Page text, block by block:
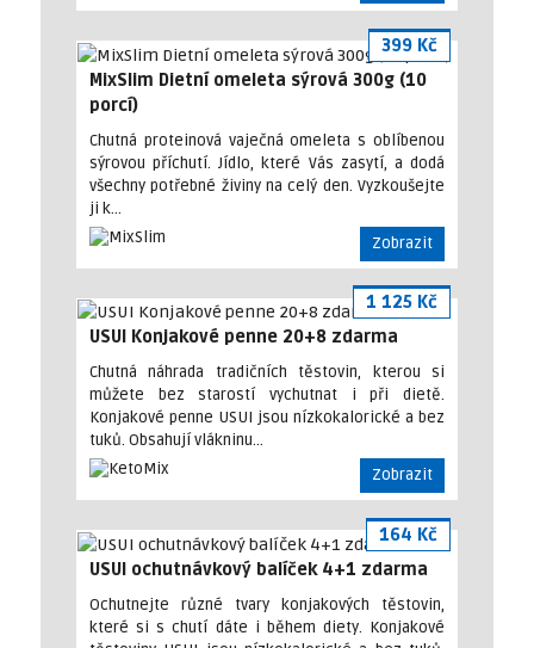
399 Kč
MixSlim Dietní omeleta sýrová 300g (10
porcí)
Chutná proteinová vaječná omeleta s oblíbenou
sýrovou příchutí. Jídlo, které Vás zasytí, a dodá
všechny potřebné živiny na celý den. Vyzkoušejte
ji k…
Zobrazit
1 125 Kč
USUI Konjakové penne 20+8 zdarma
Chutná náhrada tradičních těstovin, kterou si
můžete bez starostí vychutnat i při dietě.
Konjakové penne USUI jsou nízkokalorické a bez
tuků. Obsahují vlákninu…
Zobrazit
164 Kč
USUI ochutnávkový balíček 4+1 zdarma
Ochutnejte různé tvary konjakových těstovin,
které si s chutí dáte i během diety. Konjakové